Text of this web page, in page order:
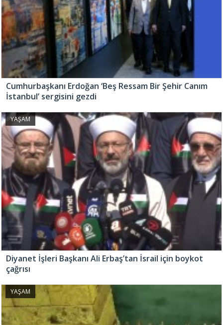
Cumhurbaşkanı Erdoğan ‘Beş Ressam Bir Şehir Canım
İstanbul’ sergisini gezdi
YAŞAM
Diyanet İşleri Başkanı Ali Erbaş’tan İsrail için boykot
çağrısı
YAŞAM